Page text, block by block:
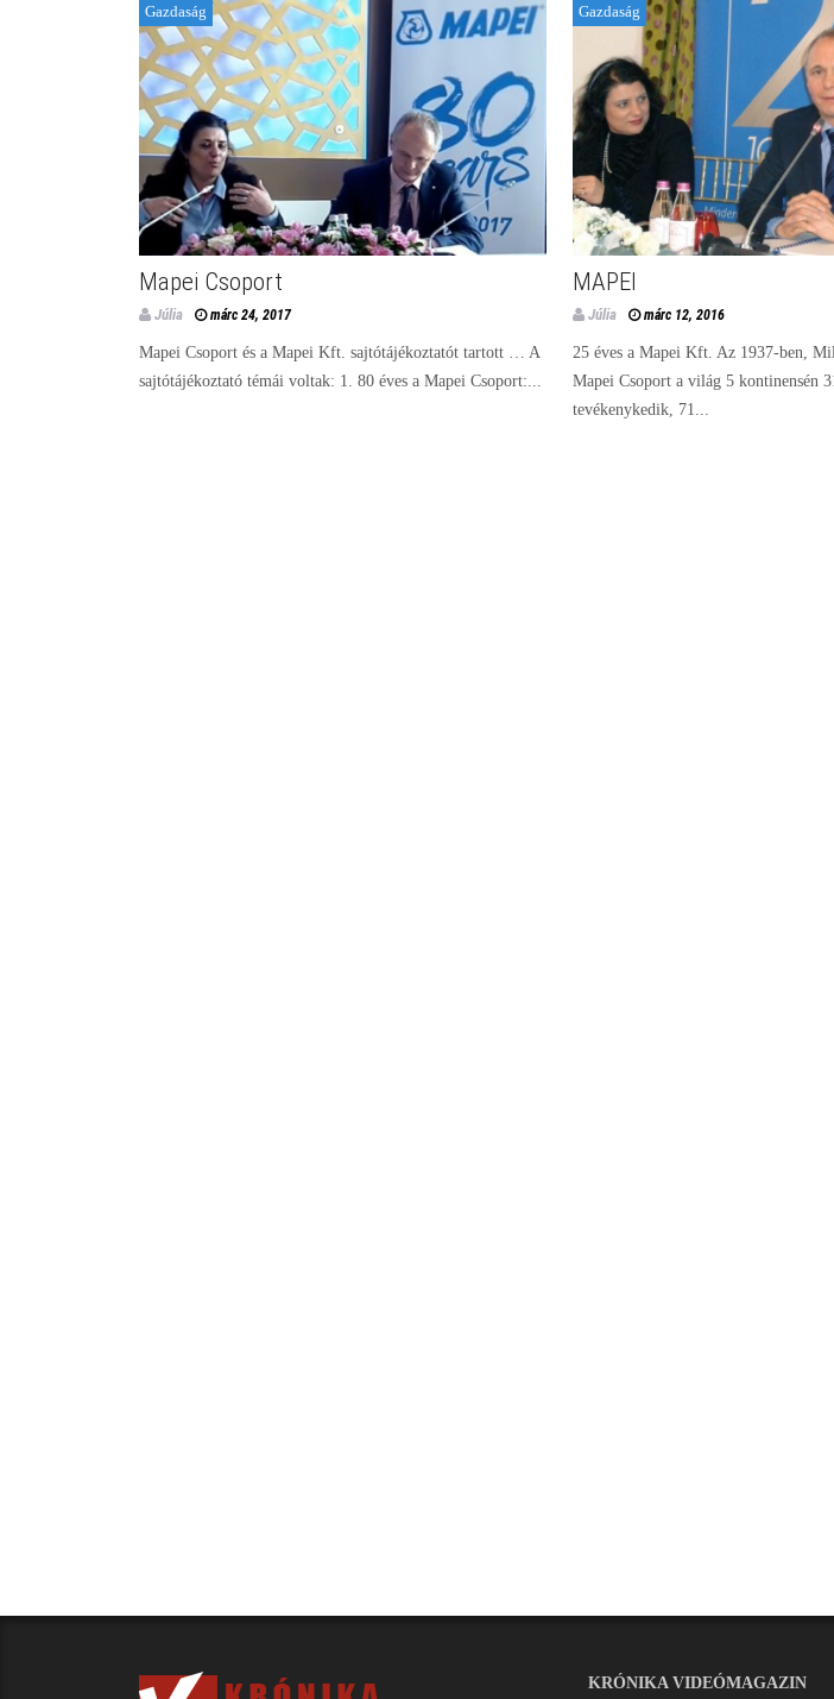
Gazdaság
Mapei Csoport
Júlia márc 24, 2017
Mapei Csoport és a Mapei Kft. sajtótájékoztatót tartott … A
sajtótájékoztató témái voltak: 1. 80 éves a Mapei Csoport:...
Gazdaság
MAPEI
Júlia márc 12, 2016
25 éves a Mapei Kft. Az 1937-ben,
Mapei Csoport a világ 5 kontinensén
tevékenykedik, 71...
KRÓNIKA VIDEÓMAGAZIN